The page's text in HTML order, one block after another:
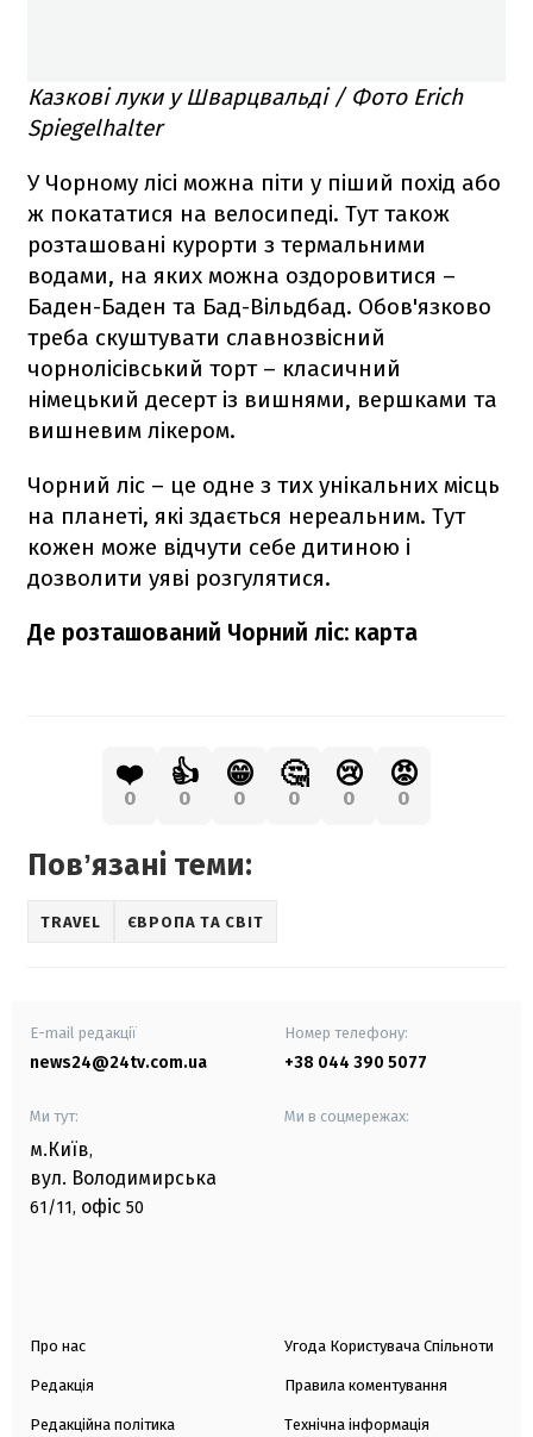
Казкові луки у Шварцвальді / Фото Erich
Spiegelhalter
У Чорному лісі можна піти у піший похід або
ж покататися на велосипеді. Тут також
розташовані курорти з термальними
водами, на яких можна оздоровитися –
Баден-Баден та Бад-Вільдбад. Обов'язково
треба скуштувати славнозвісний
чорнолісівський торт – класичний
німецький десерт із вишнями, вершками та
вишневим лікером.
Чорний ліс – це одне з тих унікальних місць
на планеті, які здається нереальним. Тут
кожен може відчути себе дитиною і
дозволити уяві розгулятися.
Де розташований Чорний ліс: карта
❤️
0
👍
0
😁
0
🤔
0
😢
0
😡
0
Повʼязані теми:
TRAVEL ЄВРОПА ТА СВІТ
E-mail редакції
news24@24tv.com.ua
Номер телефону:
+38 044 390 5077
Ми тут:
м.Київ,
вул. Володимирська
61/11, офіс 50
Ми в соцмережах:
Про нас
Редакція
Редакційна політика
Угода Користувача Спільноти
Правила коментування
Технічна інформація